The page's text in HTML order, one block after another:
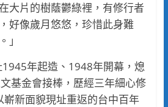
片的樹蔭鬱綠裡，有修行者
好像歲月悠悠，珍惜此身難
」
年起造、1948年開幕，熄
基金會接棒，歷經三年細心修
新面貌現址重返的台中百年